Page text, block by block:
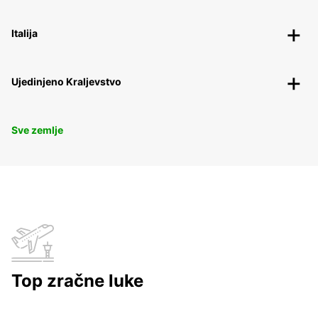
Italija
Ujedinjeno Kraljevstvo
Sve zemlje
Top zračne luke